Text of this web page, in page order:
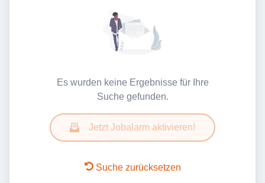
Es wurden keine Ergebnisse für Ihre
Suche gefunden.
Jetzt Jobalarm aktivieren!
Suche zurücksetzen